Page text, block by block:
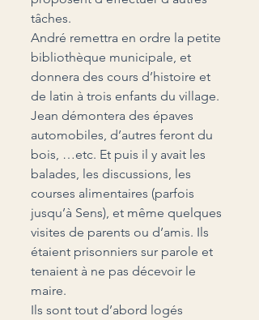
tâches.
André remettra en ordre la petite
bibliothèque municipale, et
donnera des cours d’histoire et
de latin à trois enfants du village.
Jean démontera des épaves
automobiles, d’autres feront du
bois, …etc. Et puis il y avait les
balades, les discussions, les
courses alimentaires (parfois
jusqu’à Sens), et même quelques
visites de parents ou d’amis. Ils
étaient prisonniers sur parole et
tenaient à ne pas décevoir le
maire.
Ils sont tout d’abord logés